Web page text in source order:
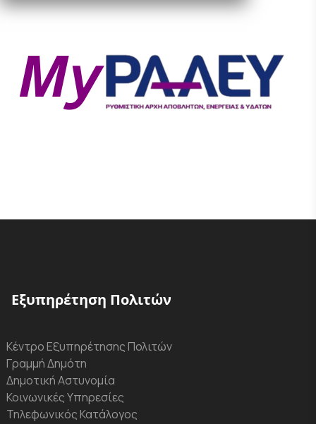
Εξυπηρέτηση Πολιτών
Κέντρο Εξυπηρέτησης Πολιτών
Γραμμή Δημότη
Δημοτική Αστυνομία
Κοινωνικές Υπηρεσίες
Τηλεφωνικός Κατάλογος